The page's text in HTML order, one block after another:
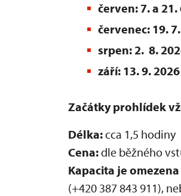
červen: 7. a 21.
červenec: 19.
srpen: 2. 8.
září: 13. 9. 2026
Začátky prohlídek
Délka:cca 1,5 hodiny
Cena:dle běžného
Kapacita je
(+420 387 843 911),